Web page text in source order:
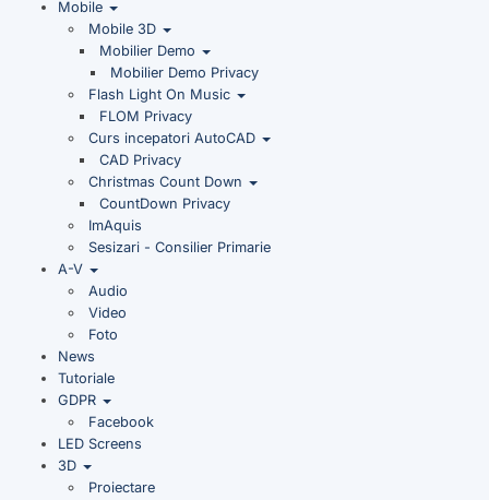
Mobile
Mobile 3D
Mobilier Demo
Mobilier Demo Privacy
Flash Light On Music
FLOM Privacy
Curs incepatori AutoCAD
CAD Privacy
Christmas Count Down
CountDown Privacy
ImAquis
Sesizari - Consilier Primarie
A-V
Audio
Video
Foto
News
Tutoriale
GDPR
Facebook
LED Screens
3D
Proiectare